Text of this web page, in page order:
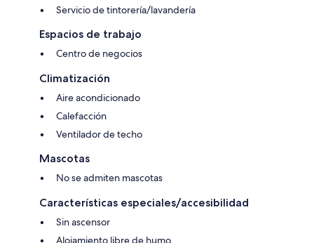
Servicio de tintorería/lavandería
Espacios de trabajo
Centro de negocios
Climatización
Aire acondicionado
Calefacción
Ventilador de techo
Mascotas
No se admiten mascotas
Características especiales/accesibilidad
Sin ascensor
Alojamiento libre de humo